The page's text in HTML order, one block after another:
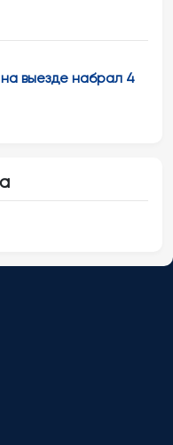
выезде набрал 4